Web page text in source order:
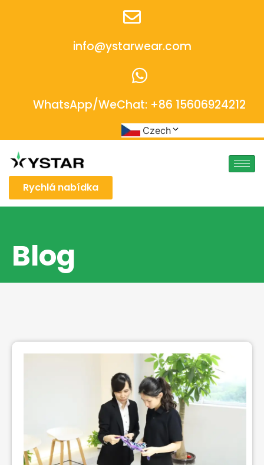
info@ystarwear.com
WhatsApp/WeChat: +86 15606924212
Czech
Rychlá nabídka
Blog